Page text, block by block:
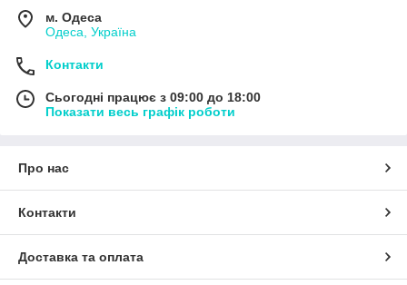
м. Одеса
Одеса, Україна
Контакти
Сьогодні працює з 09:00 до 18:00
Показати весь графік роботи
Про нас
Контакти
Доставка та оплата